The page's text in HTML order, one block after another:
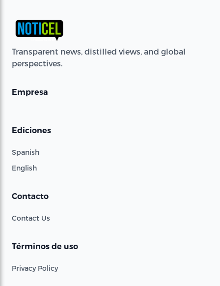
Transparent news, distilled views, and global
perspectives.
Empresa
Ediciones
Spanish
English
Contacto
Contact Us
Términos de uso
Privacy Policy